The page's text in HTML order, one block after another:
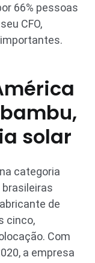
66% pessoas
CFO,
solar
categoria
brasileiras
de
cinco,
Com
a empresa